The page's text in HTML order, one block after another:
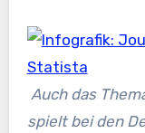
Auch das
spielt bei den